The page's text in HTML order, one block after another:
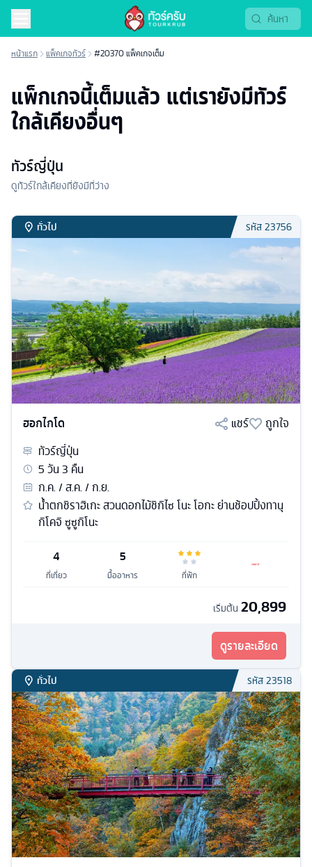
หน้าแรก แพ็คเกจทัวร์ #20370 แพ็คเกจเต็ม
แพ็กเกจนี้เต็มแล้ว แต่เรายังมีทัวร์
ใกล้เคียงอื่นๆ
ทัวร์ญี่ปุ่น
ดูทัวร์ใกล้เคียงที่ยังมีที่ว่าง
ทั่วไป รหัส23756
ฮอกไกโด แชร์
ถูกใจ
ทัวร์ญี่ปุ่น
5วัน3 คืน
ก.ค. / ส.ค. / ก.ย.
น้ำตกชิราฮิเกะ สวนดอกไม้ชิกิไซ โนะ โอกะ ย่านช้อปปิ้งทานุ
กิโคจิ ซูซูกิโนะ
4
ที่เที่ยว
5
มื้ออาหาร ที่พัก
เริ่มต้น 20,899
ดูรายละเอียด
ทั่วไป รหัส23518